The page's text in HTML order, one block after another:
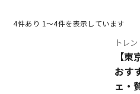
4件あり 1〜4件を表示しています
トレ
【
おす
ェ・